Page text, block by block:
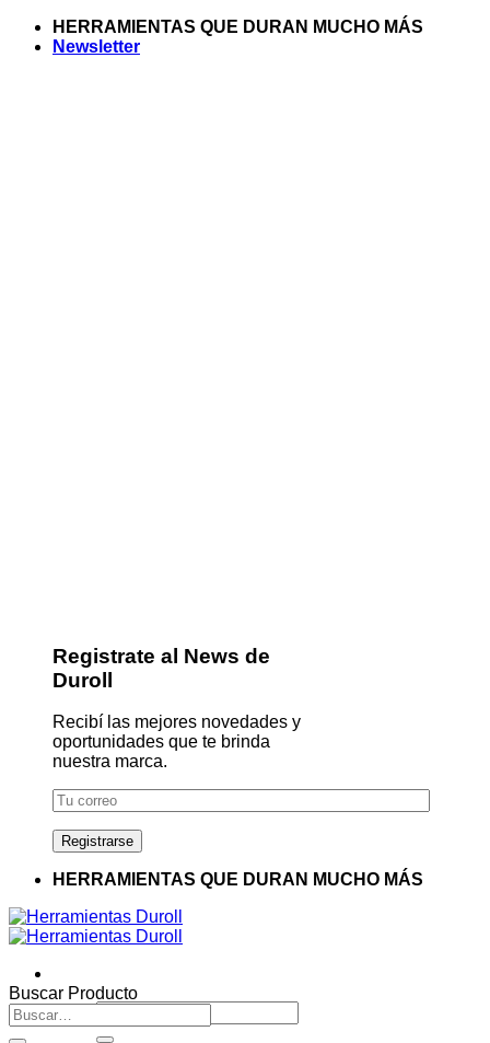
Saltar
HERRAMIENTAS QUE DURAN MUCHO MÁS
Newsletter
Registrate al News de
Duroll
Recibí las mejores novedades y
oportunidades que te brinda
nuestra marca.
HERRAMIENTAS QUE DURAN MUCHO MÁS
Buscar
por:
Buscar Producto
Buscar
por: